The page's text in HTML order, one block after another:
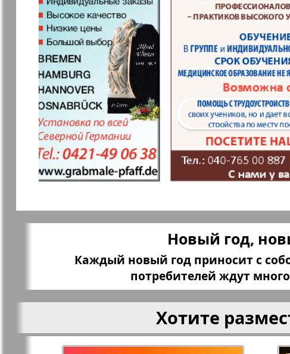
Kulinar TV Kurorte
Мила
Мир отдыха и
здоровья
Наша марка Наше
Объектив EU Остров там и
Парус Переселенец
Районка-Süd-West
Районка-
Bremen
Редакция
Германия
Рейнская
Новый год,
Каждый новый год приносит с
потребителей ждут
Хотите